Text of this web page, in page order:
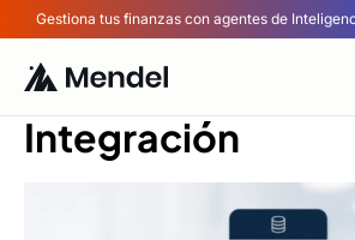
Gestiona tus finanzas con agentes de
Integración